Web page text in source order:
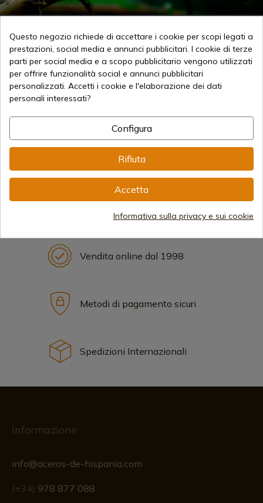
Blog specializzato in tutti i tipi di
coltelli di produzione spagnola e
molto altro
See more
Vendita online dal 1998
Metodi di pagamento sicuri
Spedizioni Internazionali
Informazione
info@aceros-de-hispania.com
(+34) 978 877 088
Questo negozio richiede di accettare i cookie per scopi legati a
prestazioni, social media e annunci pubblicitari. I cookie di terze
parti per social media e a scopo pubblicitario vengono utilizzati
per offrire funzionalità social e annunci pubblicitari
personalizzati. Accetti i cookie e l'elaborazione dei dati
personali interessati?
Configura
Rifiuta
Accetta
Informativa sulla privacy e sui cookie